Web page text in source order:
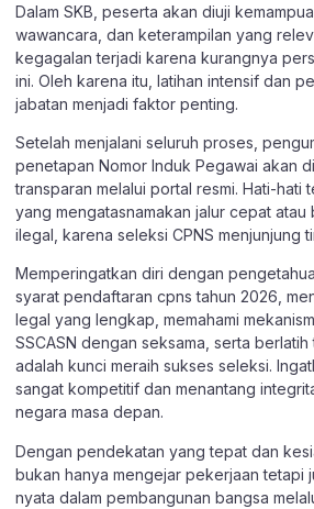
Dalam SKB, peserta akan diuji
wawancara, dan keterampilan yang
kegagalan terjadi karena kurangnya
ini. Oleh karena itu, latihan intensif dan
jabatan menjadi faktor penting.
Setelah menjalani seluruh proses,
penetapan Nomor Induk Pegawai akan
transparan melalui portal resmi. Hati-hati
yang mengatasnamakan jalur cepat
ilegal, karena seleksi CPNS menjunjung
Memperingatkan diri dengan
syarat pendaftaran cpns tahun 2026,
legal yang lengkap, memahami
SSCASN dengan seksama, serta
adalah kunci meraih sukses seleksi.
sangat kompetitif dan menantang
negara masa depan.
Dengan pendekatan yang tepat dan
bukan hanya mengejar pekerjaan tetapi
nyata dalam pembangunan bangsa